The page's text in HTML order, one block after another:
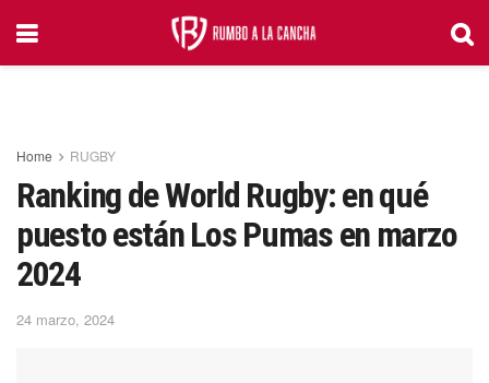
Home RUGBY
Ranking de World Rugby: en qué
puesto están Los Pumas en marzo
2024
24 marzo, 2024